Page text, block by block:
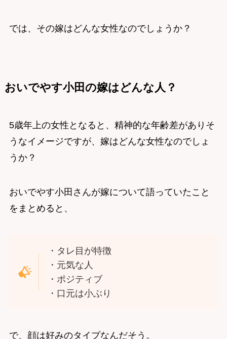
では、その嫁はどんな女性なのでしょうか？
おいでやす小田の嫁はどんな人？
5歳年上の女性となると、精神的な年齢差がありそ
うなイメージですが、嫁はどんな女性なのでしょ
うか？
おいでやす小田さんが嫁について語っていたこと
をまとめると、
・タレ目が特徴
・元気な人
・ポジティブ
・口元は小ぶり
で、顔は好みのタイプなんだそう。